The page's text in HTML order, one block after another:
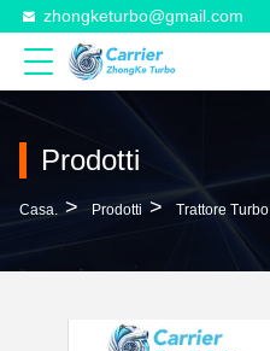
zhongketurbo@gmail.com
Prodotti
Casa. > Prodotti > Trattore Turbo